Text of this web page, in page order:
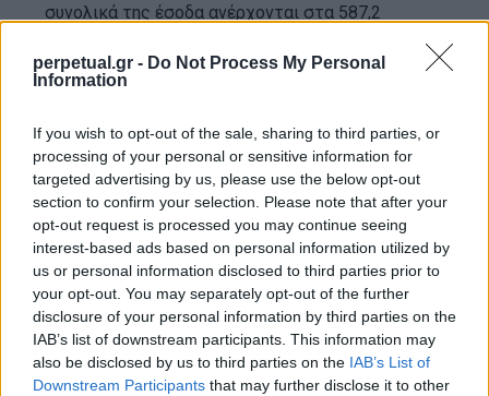
perpetual.gr - Do Not Process My Personal
Information
If you wish to opt-out of the sale, sharing to third parties, or
processing of your personal or sensitive information for
targeted advertising by us, please use the below opt-out
section to confirm your selection. Please note that after your
opt-out request is processed you may continue seeing
interest-based ads based on personal information utilized by
us or personal information disclosed to third parties prior to
your opt-out. You may separately opt-out of the further
disclosure of your personal information by third parties on the
IAB’s list of downstream participants. This information may
also be disclosed by us to third parties on the IAB’s List of
Downstream Participants that may further disclose it to other
συνολικά της έσοδα ανέρχονται στα 587,2
“Οι ιστορικές εισπράξεις του ‘Spider-Man: No Way
Home’ αυτού του Σαββατοκύριακου, από όλο τον